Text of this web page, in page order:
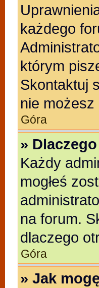
każdego
którym
Skontaktuj
nie możesz
Góra
»
Każdy
mogłeś
na forum.
dlaczego
Góra
» Jak